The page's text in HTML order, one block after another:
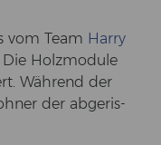
vom Team Harry
Holz­mo­du­le
Wäh­rend der
der ab­ge­ris­